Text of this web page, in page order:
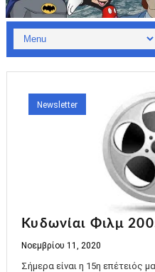
Newsletter
Κυδωνίαι Φιλμ
Νοεμβρίου 11, 2020
Σήμερα είναι η 15η επέτειός